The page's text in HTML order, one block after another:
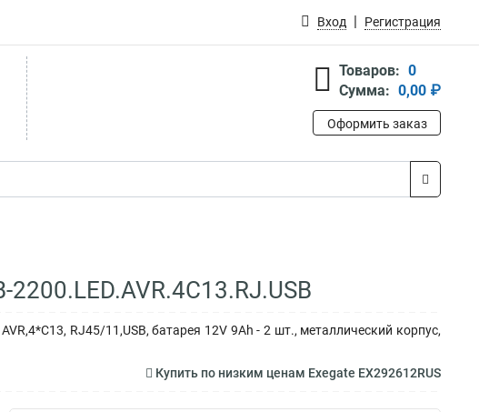
Вход Регистрация
Товаров: 0
Сумма: 0,00 ₽
Оформить заказ
RJ45/11,USB, батарея 12V 9Ah - 2 шт., металлический корпус,
Купить по низким ценам Exegate EX292612RUS